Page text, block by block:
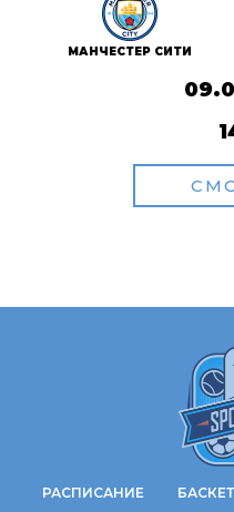
МАНЧЕСТЕР СИТИ
РАСПИСАНИЕ